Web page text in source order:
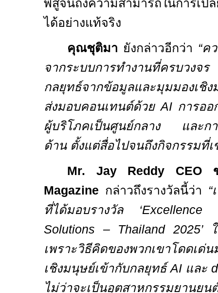
พิสูจน์ถึงความสามารถในการเป
ได้อย่างแท้จริง
คุณชุติมา ยังกล่าวอีกว่า “ค
จากระบบการทำงานที่ครบวงจ
กลยุทธ์จากข้อมูลและมุมมองเชิ
ส่งมอบคอนเทนต์ด้วยAI การอ
ผู้บริโภคเป็นศูนย์กลาง และกา
ด้าน ตั้งแต่สื่อไปจนถึงกิจกรรมที่
Mr. Jay Reddy
CEO
Magazine กล่าวถึงรางวัลนี้ว่า “
ที่ได้มอบรางวัล ‘
Solutions – Thailand 2025’
เพราะวิธีคิดของพวกเขาโดดเด่
เชิงมนุษย์เข้ากับกลยุทธ์AI และ
ไม่ว่าจะเป็นอุตสาหกรรมยานย